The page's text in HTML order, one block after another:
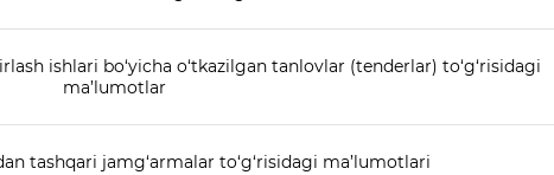
ishlari bo‘yicha o‘tkazilgan tanlovlar (tenderlar) to‘g‘risidagi
ma’lumotlar
tashqari jamg‘armalar to‘g‘risidagi ma’lumotlari